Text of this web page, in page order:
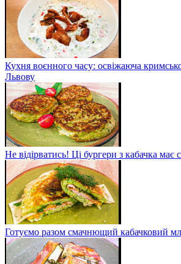
Кухня воєнного часу: освіжаюча
Львову
Не відірватись! Ці бургери з кабачка має
Готуємо разом смачнющий кабачковий